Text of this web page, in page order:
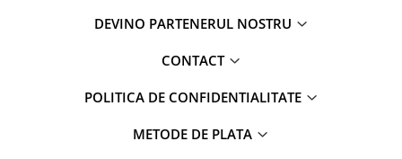
DEVINO PARTENERUL NOSTRU
CONTACT
POLITICA DE CONFIDENTIALITATE
METODE DE PLATA